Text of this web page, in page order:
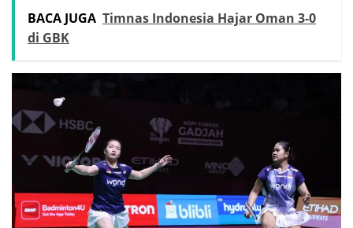
BACA JUGA Timnas Indonesia Hajar Oman 3-0
di GBK